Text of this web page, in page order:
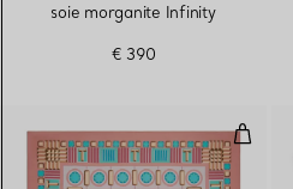
soie morganite Infinity
€ 390
Châle